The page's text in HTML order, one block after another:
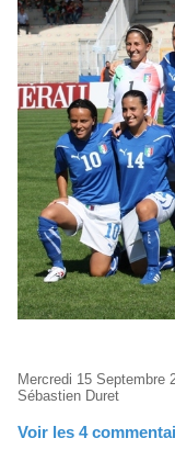
Mercredi 15 Septembre
Sébastien Duret
Voir les 4